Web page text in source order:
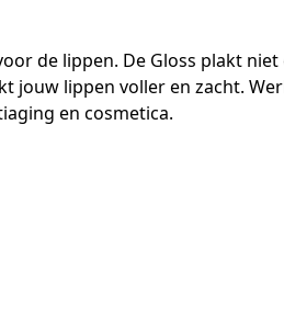
de lippen. De Gloss plakt
jouw lippen voller en zacht.
en cosmetica.